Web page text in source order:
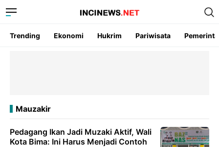
Trending Ekonomi Hukrim Pariwisata
Mauzakir
Pedagang Ikan Jadi Muzaki Aktif, Wali
Kota Bima: Ini Harus Menjadi Contoh